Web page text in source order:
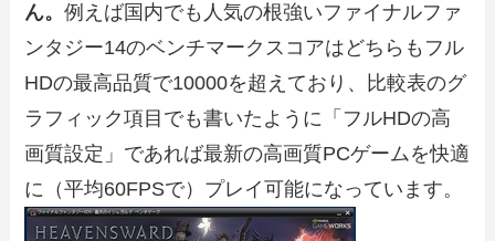
ん。例えば国内でも人気の根強いファイナルファ
ンタジー14のベンチマークスコアはどちらもフル
HDの最高品質で10000を超えており、比較表のグ
ラフィック項目でも書いたように「フルHDの高
画質設定」であれば最新の高画質PCゲームを快適
に（平均60FPSで）プレイ可能になっています。